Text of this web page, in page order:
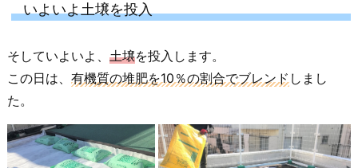
いよいよ土壌を投入
そしていよいよ、 土壌を投入します。
この日は、 有機質の堆肥を10％の割合でブレンドしまし
た。